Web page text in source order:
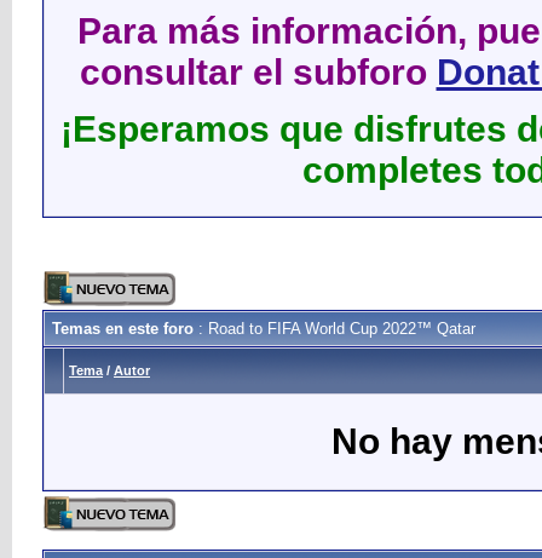
Para más información,
consultar el subforo
¡Esperamos que disfrutes
completes
Temas en este foro : Road to FIFA World Cup 2022™ Qatar
Tema / Autor
No hay